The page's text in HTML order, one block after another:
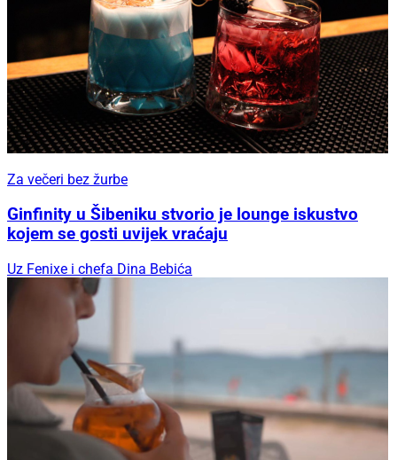
Za večeri bez žurbe
Ginfinity u Šibeniku stvorio je lounge iskustvo
kojem se gosti uvijek vraćaju
Uz Fenixe i chefa Dina Bebića